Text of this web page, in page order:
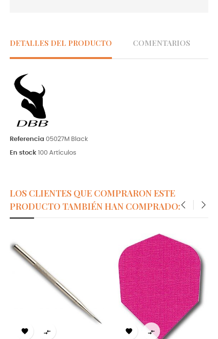
DETALLES DEL PRODUCTO COMENTARIOS
Referencia 05027M Black
En stock 100 Artículos
LOS CLIENTES QUE COMPRARON ESTE
PRODUCTO TAMBIÉN HAN COMPRADO:
   